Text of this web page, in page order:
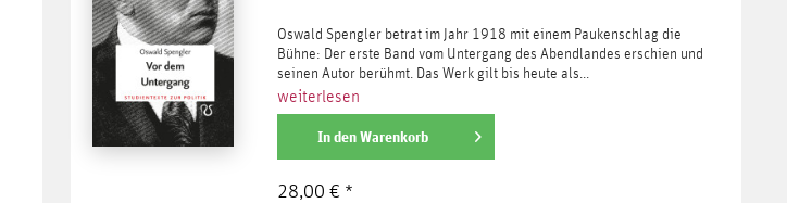
Oswald Spengler betrat im Jahr 1918 mit einem Paukenschlag die
Bühne: Der erste Band vom Untergang des Abendlandes erschien und
seinen Autor berühmt. Das Werk gilt bis heute als...
weiterlesen
In denWarenkorb
28,00 € *